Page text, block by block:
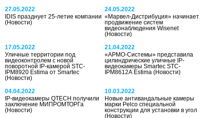
27.05.2022
IDIS празднует 25-летие компании
(Новости)
24.05.2022
«Марвел-Дистрибуция» начинает
продвижение систем
видеонаблюдения Wisenet
(Новости)
17.05.2022
Уличные территории под
видеоконтролем с новой
поворотной IP-камерой STC-
IPM8920 Estima от Smartec
(Новости)
21.04.2022
«АРМО-Системы» представила
цилиндрические уличные IP-
видеокамеры Smartec STC-
IPM8612A Estima(Новости)
04.04.2022
IP-видеокамеры QTECH получили
заключение МИПРОМТОРГа
(Новости)
10.03.2022
Новые антивандальные камеры
марки Pelco специальной
конструкции для установки в угол
(Новости)